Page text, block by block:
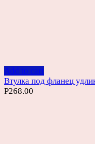
Add to cart
Втулка под фланец
Р268.00